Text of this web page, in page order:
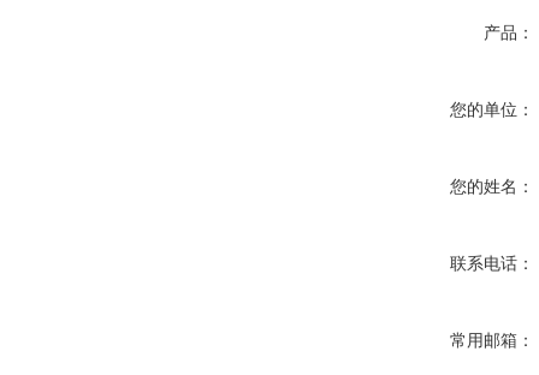
产品：
您的单位：
您的姓名：
联系电话：
常用邮箱：